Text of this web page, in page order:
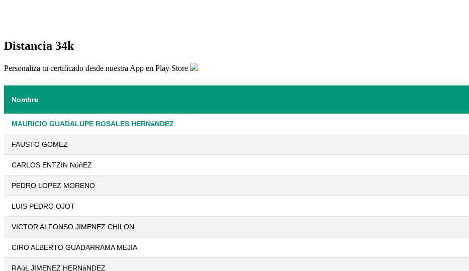
Distancia 34k
Personaliza tu certificado desde nuestra App en Play Store
Nombre
MAURICIO GUADALUPE ROSALES HERNáNDEZ
FAUSTO GOMEZ
CARLOS ENTZIN NúñEZ
PEDRO LOPEZ MORENO
LUIS PEDRO OJOT
VICTOR ALFONSO JIMENEZ CHILON
CIRO ALBERTO GUADARRAMA MEJIA
RAúL JIMENEZ HERNáNDEZ